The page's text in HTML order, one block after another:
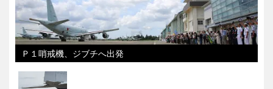
Ｐ１哨戒機、ジブチへ出発